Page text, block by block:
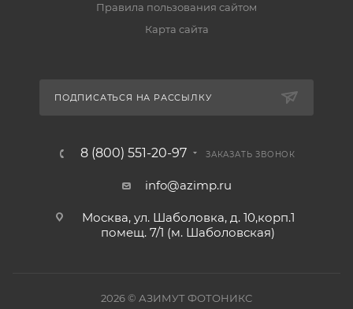
Правила пользования сайтом
Карта сайта
ПОДПИСАТЬСЯ НА РАССЫЛКУ
8 (800) 551-20-97 ЗАКАЗАТЬ ЗВОНОК
info@azimp.ru
Москва, ул. Шаболовка, д. 10,корп.1
помещ. 7/1 (м. Шаболовская)
2026© АЗИМУТ ФОТОНИКС